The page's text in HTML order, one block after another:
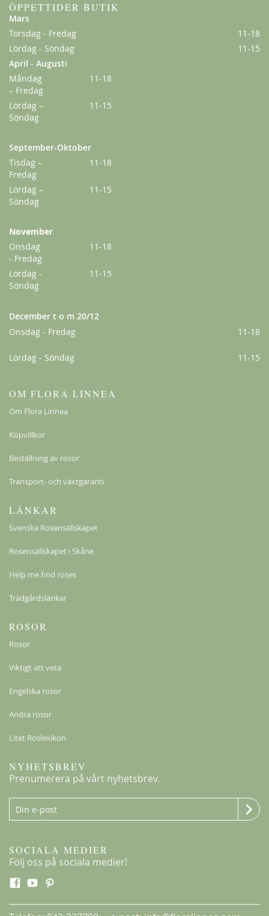
ÖPPETTIDER BUTIK
Mars
Torsdag - Fredag
11-18
Lördag - Söndag
11-15
April - Augusti
Måndag
– Fredag
11-18
Lördag –
Söndag
11-15
September-Oktober
Tisdag –
Fredag
11-18
Lördag –
Söndag
11-15
November
Onsdag
- Fredag
11-18
Lördag -
Söndag
11-15
December t o m 20/12
Onsdag - Fredag
11-18
Lördag - Söndag 11-15
OM FLORA LINNEA
Om Flora Linnea
Köpvillkor
Beställning av rosor
Transport- och växtgaranti
LÄNKAR
Svenska Rosensällskapet
Rosensällskapet i Skåne
Help me find roses
Trädgårdslänkar
ROSOR
Rosor
Viktigt att veta
Engelska rosor
Andra rosor
Litet Roslexikon
NYHETSBREV
Prenumerera på vårt nyhetsbrev.
SOCIALA MEDIER
Följ oss på sociala medier!